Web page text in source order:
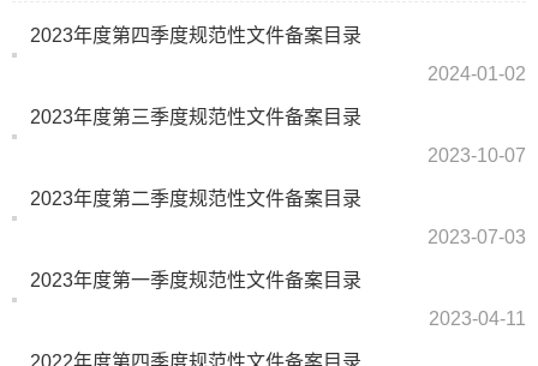
2023年度第四季度规范性文件备案目录
2024-01-02
2023年度第三季度规范性文件备案目录
2023-10-07
2023年度第二季度规范性文件备案目录
2023-07-03
2023年度第一季度规范性文件备案目录
2023-04-11
2022年度第四季度规范性文件备案目录